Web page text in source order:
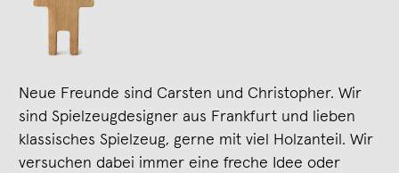
Neue Freunde sind Carsten und Christopher. Wir
sind Spielzeugdesigner aus Frankfurt und lieben
klassisches Spielzeug, gerne mit viel Holzanteil. Wir
versuchen dabei immer eine freche Idee oder